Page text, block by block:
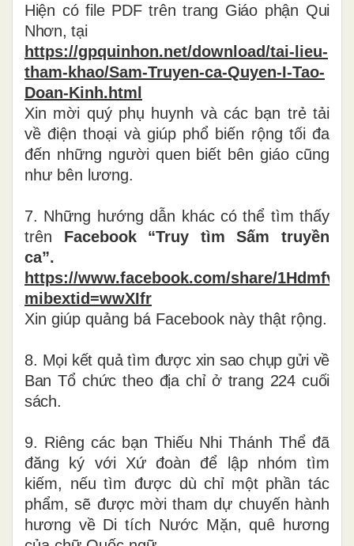
Hiện có file PDF trên trang Giáo phận Qui
Nhơn, tại
https://gpquinhon.net/download/tai-lieu-
tham-khao/Sam-Truyen-ca-Quyen-I-Tao-
Doan-Kinh.html
Xin mời quý phụ huynh và các bạn trẻ tải
về điện thoại và giúp phổ biến rộng tối đa
đến những người quen biết bên giáo cũng
như bên lương.
7. Những hướng dẫn khác có thể tìm thấy
trên Facebook “Truy tìm Sấm truyền
ca”.
https://www.facebook.com/share/
mibextid=wwXIfr
Xin giúp quảng bá Facebook này thật rộng.
8. Mọi kết quả tìm được xin sao chụp gửi về
Ban Tổ chức theo địa chỉ ở trang 224 cuối
sách.
9. Riêng các bạn Thiếu Nhi Thánh Thể đã
đăng ký với Xứ đoàn để lập nhóm tìm
kiếm, nếu tìm được dù chỉ một phần tác
phẩm, sẽ được mời tham dự chuyến hành
hương về Di tích Nước Mặn, quê hương